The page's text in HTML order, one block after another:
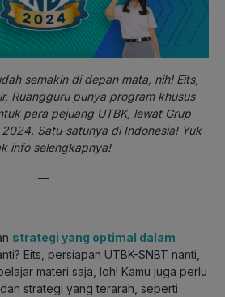
semakin di depan mata, nih! Eits,
Ruangguru punya program khusus
para pejuang UTBK, lewat Grup
2024. Satu-satunya di Indonesia! Yuk
info selengkapnya!
—
strategi yang optimal dalam
Eits, persiapan UTBK-SNBT nanti,
materi saja, loh! Kamu juga perlu
strategi yang terarah, seperti